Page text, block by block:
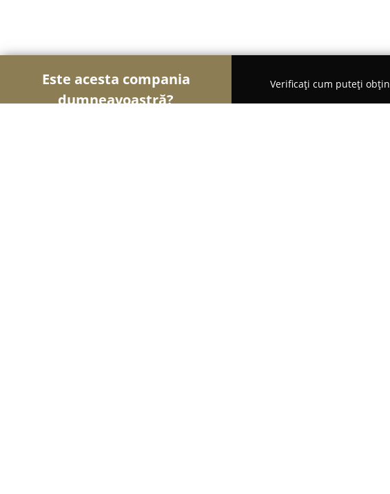
Este acesta compania
dumneavoastră?
Verificați cum puteți